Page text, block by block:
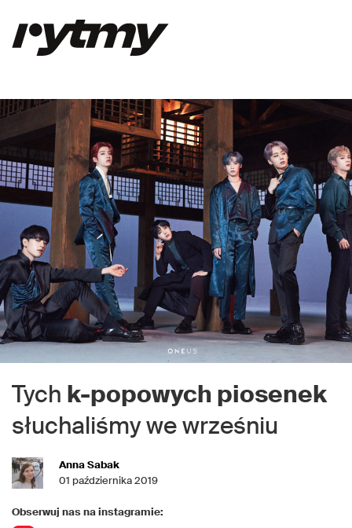
Tych k-popowych piosenek
słuchaliśmy we wrześniu
Anna Sabak
01 października 2019
Obserwuj nas na instagramie: